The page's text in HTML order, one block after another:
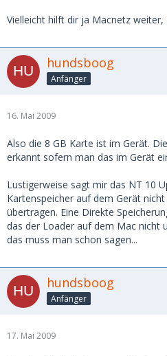
Vielleicht hilft dir ja Macnetz weiter,
hundsboog
Anfänger
16. Mai 2009
Also die 8 GB Karte ist im Gerät.
erkannt sofern man das im Gerät
Lustigerweise sagt mir das NT 10
Kartenspeicher auf dem Gerät
übertragen. Eine Direkte
das der Loader auf dem Mac nicht
das muss man schon sagen...
hundsboog
Anfänger
17. Mai 2009